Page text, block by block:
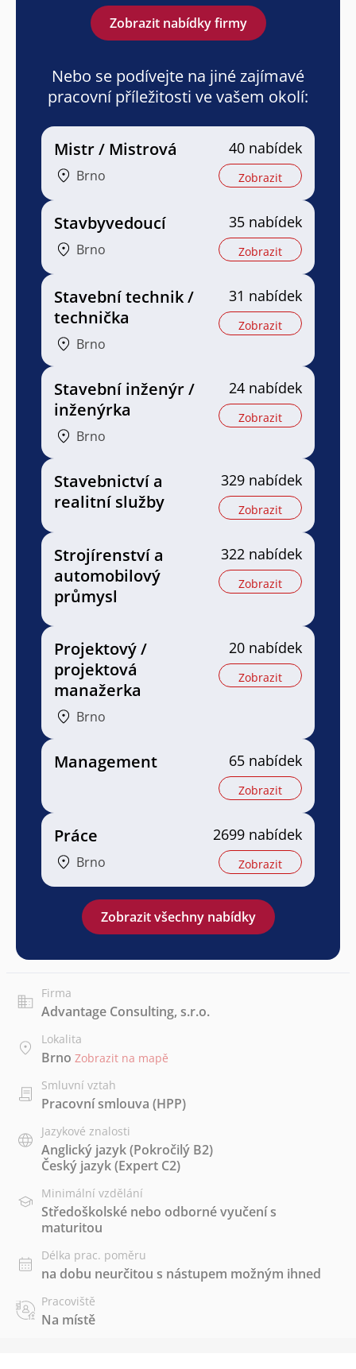
Zobrazit nabídky firmy
Nebo se podívejte na jiné zajímavé
pracovní příležitosti ve vašem okolí:
Mistr / Mistrová
Brno
40 nabídek
Zobrazit
Stavbyvedoucí
Brno
35 nabídek
Zobrazit
Stavební technik /
technička
Brno
31 nabídek
Zobrazit
Stavební inženýr /
inženýrka
Brno
24 nabídek
Zobrazit
Stavebnictví a
realitní služby
329 nabídek
Zobrazit
Strojírenství a
automobilový
průmysl
322 nabídek
Zobrazit
Projektový /
projektová
manažerka
Brno
20 nabídek
Zobrazit
Management 65 nabídek
Zobrazit
Práce
Brno
2699 nabídek
Zobrazit
Zobrazit všechny nabídky
Firma
Advantage Consulting, s.r.o.
Lokalita
Brno Zobrazit na mapě
Smluvní vztah
Pracovní smlouva (HPP)
Jazykové znalosti
Anglický jazyk(Pokročilý B2)
Český jazyk(Expert C2)
Minimální vzdělání
Středoškolské nebo odborné vyučení s
maturitou
Délka prac. poměru
na dobu neurčitou s nástupem možným ihned
Pracoviště
Na místě